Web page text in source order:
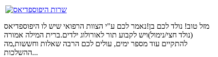
מזל טוב! נולד לכם בן!נאמר לכם ע"י הצוות הרפואי שיש לו היפוספדיאס
(נולד חצי/נימול)ויש לקבוע תור לאורולוג ילדים.ברית המילה אמורה
להתקיים עוד מספר ימים, עולים לכם הרבה שאלות וחששות,מה
ההשלכות...